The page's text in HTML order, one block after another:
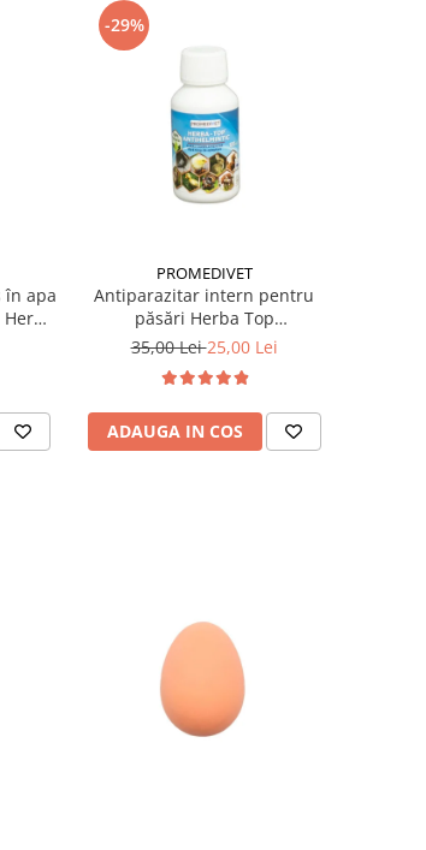
în apa
-29%
PROMEDIVET
Antiparazitar intern pentru
păsări Herba Top
Antihelmintic 100 ml
35,00 Lei25,00 Lei
ADAUGA IN COS